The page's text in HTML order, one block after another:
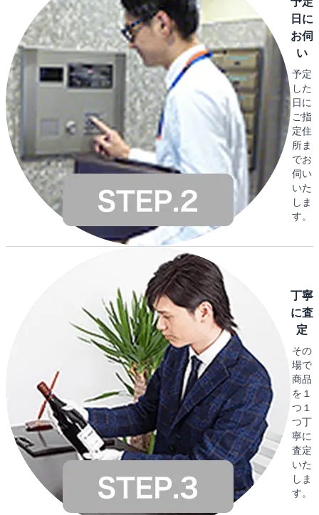
日に
お伺
い
予定
した
日に
ご指
定住
所ま
でお
伺い
いた
しま
す。
丁寧
に査
定
その
場で
商品
を１
つ１
つ丁
寧に
査定
いた
しま
す。